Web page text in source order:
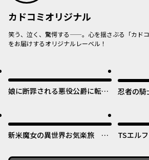
カドコミオリジナル
笑う、泣く、驚愕する——。心を揺さぶる「カド
をお届けするオリジナルレーベル！
娘に断罪される悪役公爵に転生
嬢』化する件～
忍者の騎
新米魔女の異世界お気楽旅 ～
畜は魔女の弟子を名乗り第二の
TSエル
じゃない